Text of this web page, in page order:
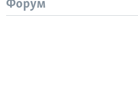
Форум